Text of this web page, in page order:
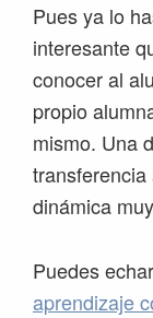
Pues ya lo
interesante
conocer al
propio
mismo. Una
dinámica
Puedes
aprendizaje